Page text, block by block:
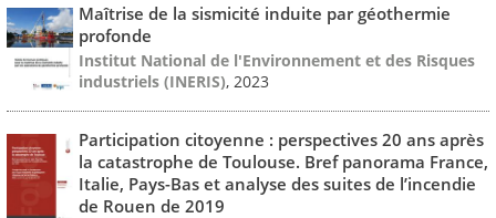
Maîtrise de la sismicité induite par géothermie
profonde
Institut National de l'Environnement et des Risques
industriels (INERIS), 2023
Participation citoyenne : perspectives 20 ans après
la catastrophe de Toulouse. Bref panorama France,
Italie, Pays-Bas et analyse des suites de l’incendie
de Rouen de 2019